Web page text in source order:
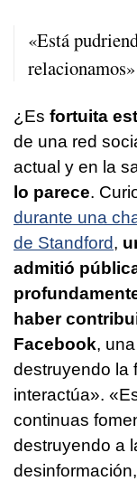
«Está
relacionamos»
¿Es fortuita
de una red
actual y en la
lo parece.
durante una
de Standford,
admitió
haber
Facebook,
destruyendo la
interactúa».
continuas
destruyendo a